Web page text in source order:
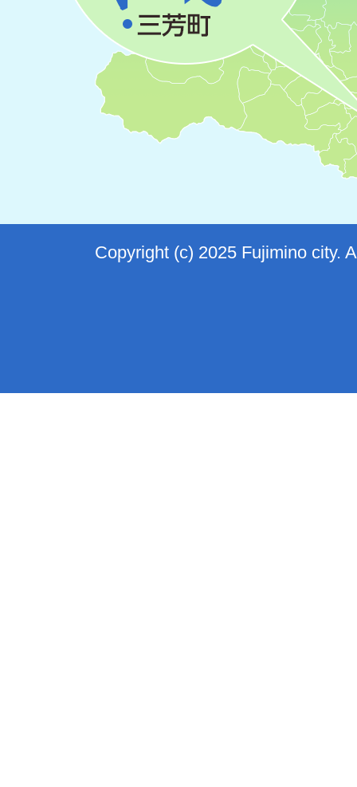
Copyright (c) 2025 Fujimino city.